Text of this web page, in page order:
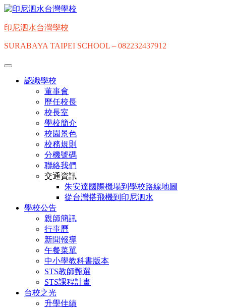
Skip
content
印尼泗水台灣學校
SURABAYA TAIPEI SCHOOL – 082232437912
認識學校
董事會
歷任校長
校長室
學校簡介
校園景色
校務規則
分機號碼
聯絡我們
交通資訊
朱安達國際機場到學校路線地圖
從台灣搭飛機到印尼泗水
學校公告
親師簡訊
行事曆
新聞報導
午餐菜單
中小學教科書版本
STS教師甄選
STS課程計畫
台校之光
升學佳績